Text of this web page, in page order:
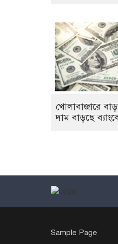
খোলাবাজারে
দাম বাড়ছে
Sample Page